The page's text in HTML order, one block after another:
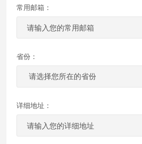
常用邮箱：
省份：
详细地址：